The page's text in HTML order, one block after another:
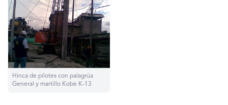
Hinca de pilotes con palagrúa
General y martillo Kobe K-13